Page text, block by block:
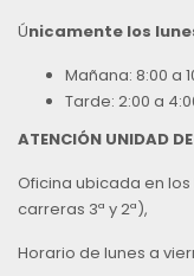
Únicamente los
Mañana: 8:00 a
Tarde: 2:00 a
ATENCIÓN UNIDAD
Oficina ubicada en
carreras 3ª y 2ª),
Horario de lunes a